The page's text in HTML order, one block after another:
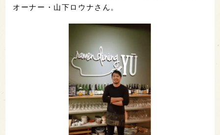
オーナー・山下ロウナさん。